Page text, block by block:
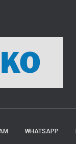
WHATSAPP